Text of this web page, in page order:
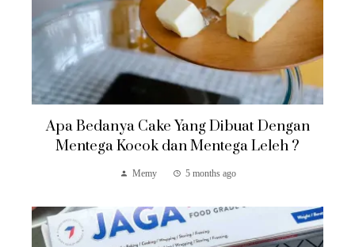
Apa Bedanya Cake Yang Dibuat Dengan
Mentega Kocok dan Mentega Leleh ?
Memy 5 months ago